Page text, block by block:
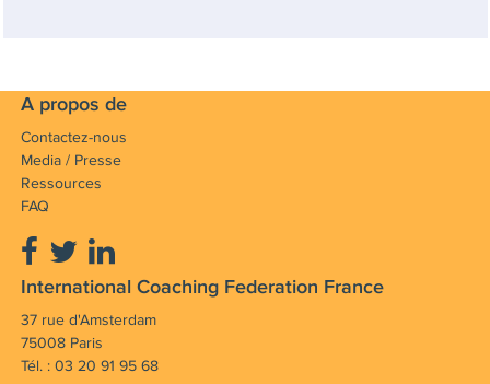
A propos de
Contactez-nous
Media / Presse
Ressources
FAQ
International Coaching Federation France
37 rue d'Amsterdam
75008 Paris
Tél. : 03 20 91 95 68